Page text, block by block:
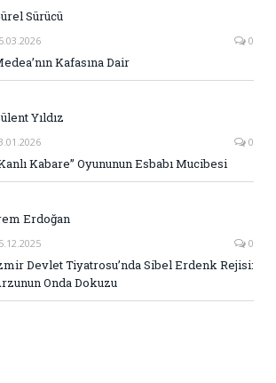
Sürücü
0
Kafasına Dair
Yıldız
0
Kabare” Oyununun Esbabı Mucibesi
Erdoğan
0
Devlet Tiyatrosu’nda Sibel Erdenk Rejisi:
Onda Dokuzu